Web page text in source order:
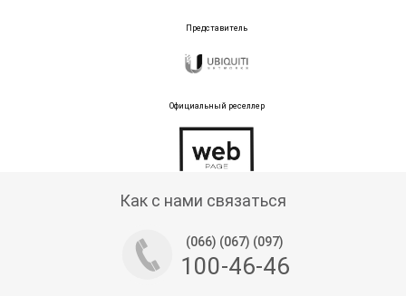
Представитель
Официальный реселлер
Как с нами связаться
(066) (067) (097)
100-46-46